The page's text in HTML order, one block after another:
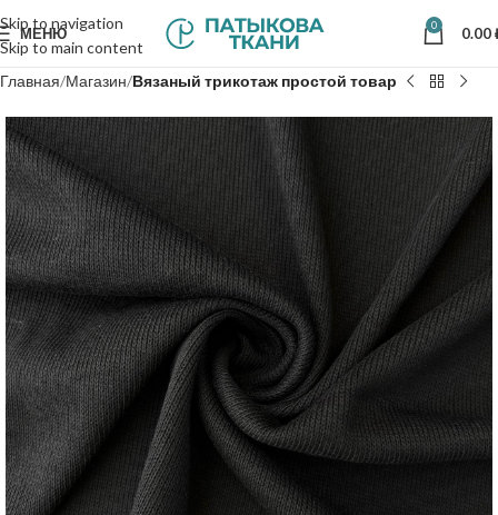
Skip to navigation
Skip to main content
МЕНЮ 0 0.00
Главная Магазин Вязаный трикотаж простой товар